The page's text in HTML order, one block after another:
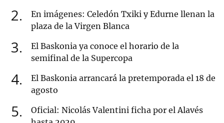
2
En imágenes: Celedón Txiki y Edurne llenan la
plaza de la Virgen Blanca
3
El Baskonia ya conoce el horario de la
semifinal de la Supercopa
4
El Baskonia arrancará la pretemporada el 18 de
agosto
5
Oficial: Nicolás Valentini ficha por el Alavés